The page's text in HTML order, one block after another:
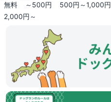
無料 ～500円 500円～1,000円
2,000円～